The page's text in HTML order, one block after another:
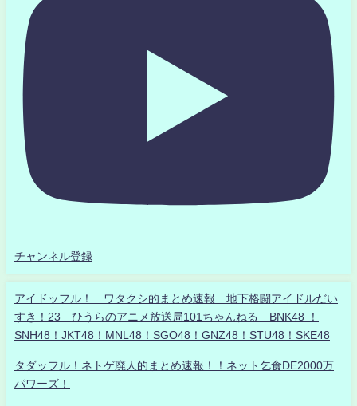
チャンネル登録
アイドッフル！ ワタクシ的まとめ速報 地下格闘アイドルだい
すき！23 ひうらのアニメ放送局101ちゃんねる BNK48 ！
SNH48！JKT48！MNL48！SGO48！GNZ48！STU48！SKE48
タダッフル！ネトゲ廃人的まとめ速報！！ネット乞食DE2000万
パワーズ！